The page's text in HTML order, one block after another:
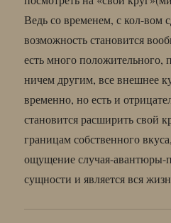
Ведь со временем, с кол-вом
возможность становится
есть много положительного,
ничем другим, все внешнее
временно, но есть и
становится расширить свой
границам собственного
ощущение случая-авантюры-
сущности и является вся